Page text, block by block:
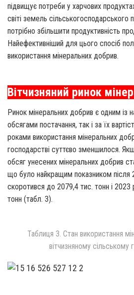
підвищує потреби у харчових
світі земель
потрібно збільшити продуктивність
Найефективніший для цього спосіб
використання мінеральних добрив.
Вітчизняний ринок
Ринок мінеральних добрив є одним із
обсягами постачання, так і за їх
роками використання мінеральних
господарстві суттєво зменшилося.
обсяг унесених мінеральних добрив
що було найкращим показником після
скоротився до 2079,4 тис. тонн і
тонн (табл. 3).
Таблиця 3. Стан використання
вітчизняному сільському